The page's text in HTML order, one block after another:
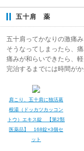
五十肩 薬
五十肩ってかなりの激痛
そうなってしまったら、
痛みが和らいできたら、
完治するまでには時間が
肩こり、五十肩に独活葛
根湯（ドッカツカッコン
トウ）エキス錠 【第2類
医薬品】 168錠×3個セ
ット